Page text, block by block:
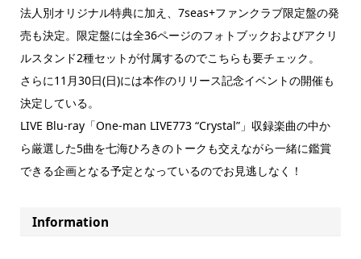
法人別オリジナル特典に加え、7seas+ファンクラブ限定盤の発
売も決定。限定盤には全36ページのフォトブックおよびアクリ
ルスタンド2種セットが付属するのでこちらも要チェック。
さらに11月30日(日)には本作のリリース記念イベントの開催も
決定している。
LIVE Blu-ray「One-man LIVE773 “Crystal”」収録楽曲の中か
ら厳選した5曲を七海ひろきのトークも交えながら一緒に鑑賞
できる企画となる予定となっているのでお見逃しなく！
Information